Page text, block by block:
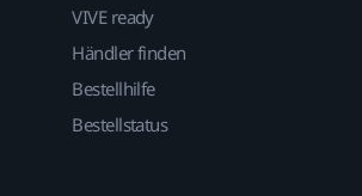
VIVE ready
Händler finden
Bestellhilfe
Bestellstatus